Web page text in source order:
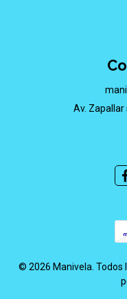
Av.
© 2026 Manivela. Todos